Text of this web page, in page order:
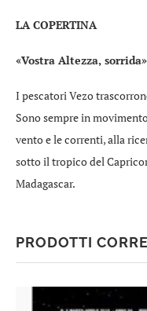
LA COPERTINA
«Vostra Altezza,
I pescatori Vezo
Sono sempre in
vento e le correnti, alla
sotto il tropico del
Madagascar.
PRODOTTI